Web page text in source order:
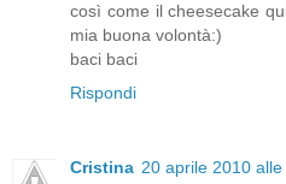
così come il cheesecake
mia buona volontà:)
baci baci
Rispondi
Cristina 20 aprile 2010